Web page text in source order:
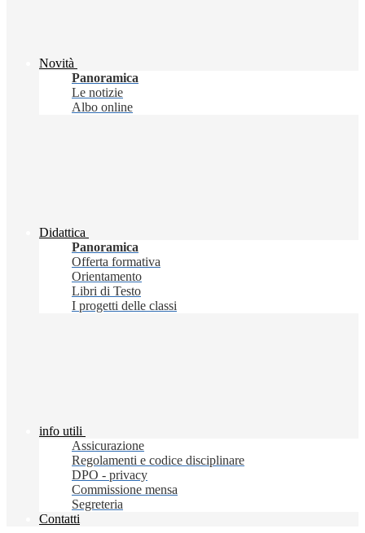
Novità
Panoramica
Le notizie
Albo online
Didattica
Panoramica
Offerta formativa
Orientamento
Libri di Testo
I progetti delle classi
info utili
Assicurazione
Regolamenti e codice disciplinare
DPO - privacy
Commissione mensa
Segreteria
Contatti